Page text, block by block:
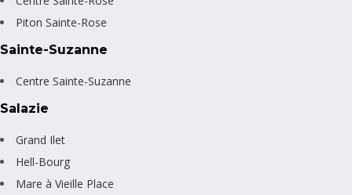
Piton Sainte-Rose
Sainte-Suzanne
Centre Sainte-Suzanne
Salazie
Grand Ilet
Hell-Bourg
Mare à Vieille Place